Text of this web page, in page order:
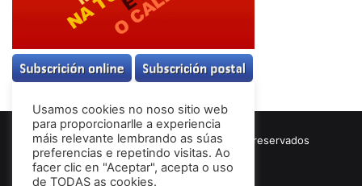
© Copyright 2026, Todos los derechos reservados
Términos & Condiciones
Usamos cookies no noso sitio web
para proporcionarlle a experiencia
máis relevante lembrando as súas
preferencias e repetindo visitas. Ao
facer clic en "Aceptar", acepta o uso
de TODAS as cookies.